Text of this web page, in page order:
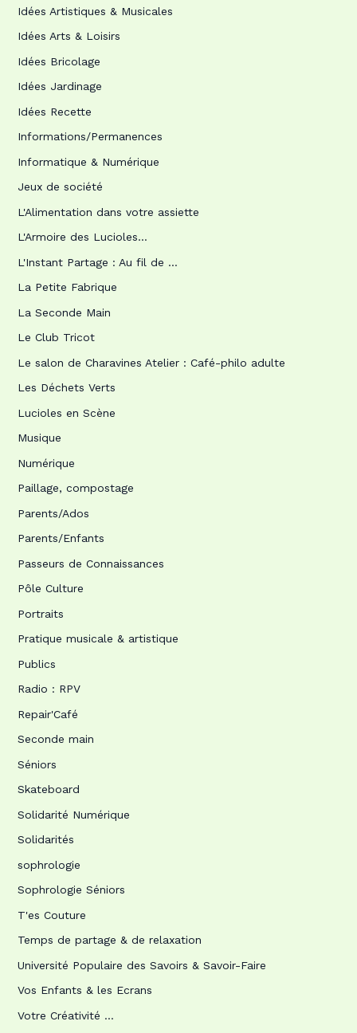
Idées Artistiques & Musicales
Idées Arts & Loisirs
Idées Bricolage
Idées Jardinage
Idées Recette
Informations/Permanences
Informatique & Numérique
Jeux de société
L'Alimentation dans votre assiette
L'Armoire des Lucioles…
L'Instant Partage : Au fil de …
La Petite Fabrique
La Seconde Main
Le Club Tricot
Le salon de Charavines Atelier : Café-philo adulte
Les Déchets Verts
Lucioles en Scène
Musique
Numérique
Paillage, compostage
Parents/Ados
Parents/Enfants
Passeurs de Connaissances
Pôle Culture
Portraits
Pratique musicale & artistique
Publics
Radio : RPV
Repair'Café
Seconde main
Séniors
Skateboard
Solidarité Numérique
Solidarités
sophrologie
Sophrologie Séniors
T'es Couture
Temps de partage & de relaxation
Université Populaire des Savoirs & Savoir-Faire
Vos Enfants & les Ecrans
Votre Créativité …